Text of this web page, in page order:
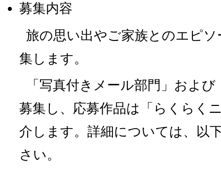
募集内容
旅の思い出やご家族とのエピ
集します。
「写真付きメール部門」およ
募集し、応募作品は「らくらく
介します。詳細については、以
さい。